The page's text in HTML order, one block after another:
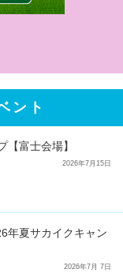
ント
【富士会場】
2026年7月15日
年夏サカイクキャン
2026年7月 7日